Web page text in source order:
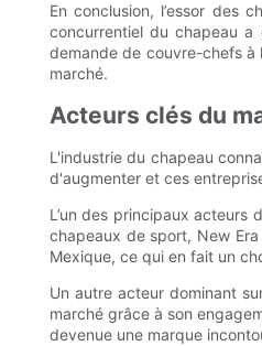
En conclusion, l’essor des
concurrentiel du chapeau
demande de couvre-chefs à
marché.
Acteurs clés du
L'industrie du chapeau
d'augmenter et ces
L’un des principaux acteurs
chapeaux de sport, New
Mexique, ce qui en fait un
Un autre acteur dominant
marché grâce à son
devenue une marque